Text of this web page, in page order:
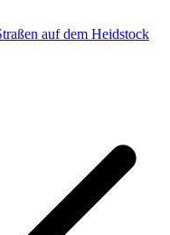
auf dem Heidstock